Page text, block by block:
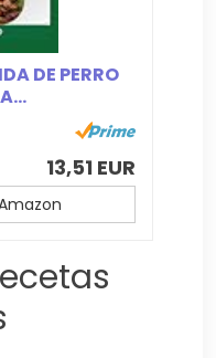
DE PERRO
13,51 EUR